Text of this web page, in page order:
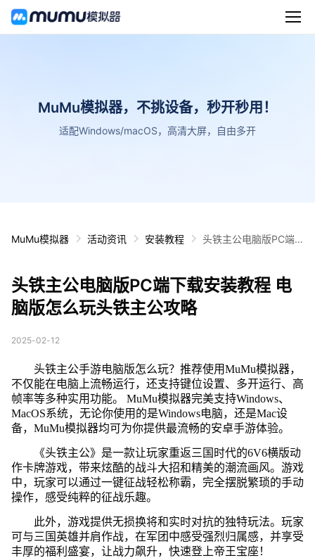
MuMu模拟器，不挑设备，秒开秒用！
适配Windows/macOS，高清大屏，自由多开
MuMu模拟器 活动资讯 安装教程
头铁主公电脑版PC端
头铁主公电脑版PC端下载安装教程 电
脑版怎么玩头铁主公攻略
2025-02-12
头铁主公手游电脑版怎么玩？推荐使用MuMu模拟器，
不仅能在电脑上流畅运行，还支持键位设置、多开运行、高
帧率等多种实用功能。 MuMu模拟器完美支持Windows、
MacOS系统，无论你使用的是Windows电脑，还是Mac设
备，MuMu模拟器均可为你提供最流畅的安卓手游体验。
《头铁主公》是一款让玩家重返三国时代的6V6横版动
作卡牌游戏，带来炫酷的战斗大招和精美的潮流画风。游戏
中，玩家可以通过一键征战轻松称霸，完全摆脱繁琐的手动
操作，感受纯粹的征战乐趣。
此外，游戏提供无损换将和实时对抗的独特玩法。玩家
可与三国英雄并肩作战，在军团中感受强烈归属感，并享受
丰厚的福利盛宴，让战力飙升，快速登上帝王宝座！